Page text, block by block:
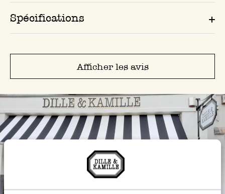
Spécifications
Afficher les avis